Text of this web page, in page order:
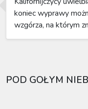
koniec wyprawy
wzgórza, na którym
POD GOŁYM